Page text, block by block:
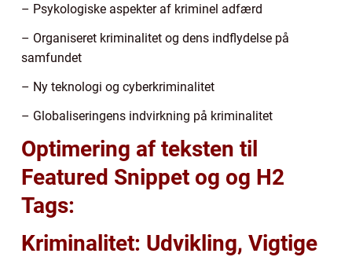
– Psykologiske aspekter af kriminel adfærd
– Organiseret kriminalitet og dens indflydelse på
samfundet
– Ny teknologi og cyberkriminalitet
– Globaliseringens indvirkning på kriminalitet
Optimering af teksten til
Featured Snippet og og H2
Tags:
Kriminalitet: Udvikling, Vigtige